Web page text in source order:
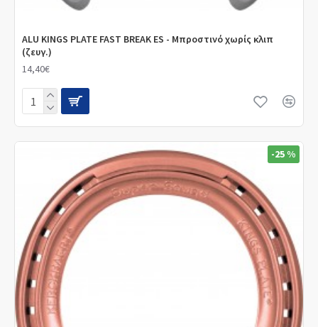
ALU KINGS PLATE FAST BREAK ES - Μπροστινό χωρίς κλιπ
(ζευγ.)
14,40€
-25 %